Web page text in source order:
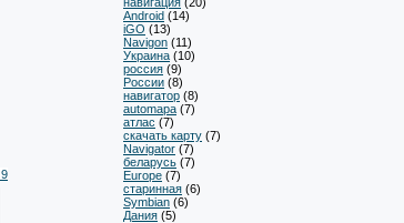
Android (14)
iGO (13)
Navigon (11)
Украина (10)
россия (9)
России (8)
навигатор (8)
automapa (7)
атлас (7)
скачать карту (7)
Navigator (7)
беларусь (7)
Europe (7)
старинная (6)
Symbian (6)
Дания (5)